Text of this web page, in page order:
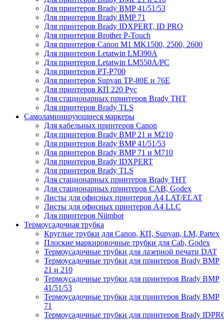
Для принтеров Brady BMP 41/51/53
Для принтеров Brady BMP 71
Для принтеров Brady IDXPERT, ID PRO
Для принтеров Brother P-Touch
Для принтеров Canon M1 MK1500, 2500, 2600
Для принтеров Letatwin LM390A
Для принтеров Letatwin LM550A/PC
Для принтеров PT-P700
Для принтеров Supvan TP-80E и 76E
Для принтеров КП 220 Рус
Для стационарных принтеров Brady THT
Для принтеров Brady TLS
Самоламинирующиеся маркеры
Для кабельных принтеров Canon
Для принтеров Brady BMP 21 и M210
Для принтеров Brady BMP 41/51/53
Для принтеров Brady BMP 71 и M710
Для принтеров Brady IDXPERT
Для принтеров Brady TLS
Для стационарных принтеров Brady THT
Для стационарных принтеров CAB, Godex
Листы для офисных принтеров А4 LAT/ELAT
Листы для офисных принтеров А4 LLC
Для принтеров Niimbot
Термоусадочная трубка
Круглые трубки для Canon, КП, Supvan, LM, Partex
Плоские маркировочные трубки для Cab, Godex
Термоусадочные трубки для лазерной печати DAT
Термоусадочные трубки для принтеров Brady BMP
21 и 210
Термоусадочные трубки для принтеров Brady BMP
41/51/53
Термоусадочные трубки для принтеров Brady BMP
71
Термоусадочные трубки для принтеров Brady